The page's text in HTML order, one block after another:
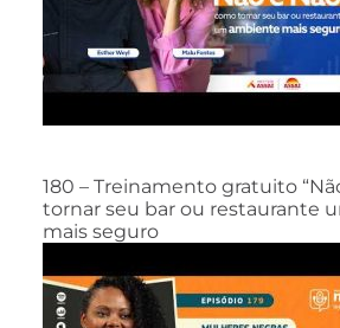
180 – Treinamento gratuito
tornar seu bar ou restaurante
mais seguro